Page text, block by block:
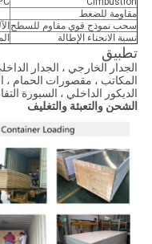
مقاومة للضغط
سحب نموذج قوي مقاوم للسطح
نسبة الانحناء الإطالة
تطبيق
الجدار الخارجي ، الجدار
المكاتب ، مقصورات الحمام ،
الديكور الداخلي ، السبورة
الشحن والتعبئة والتغليف